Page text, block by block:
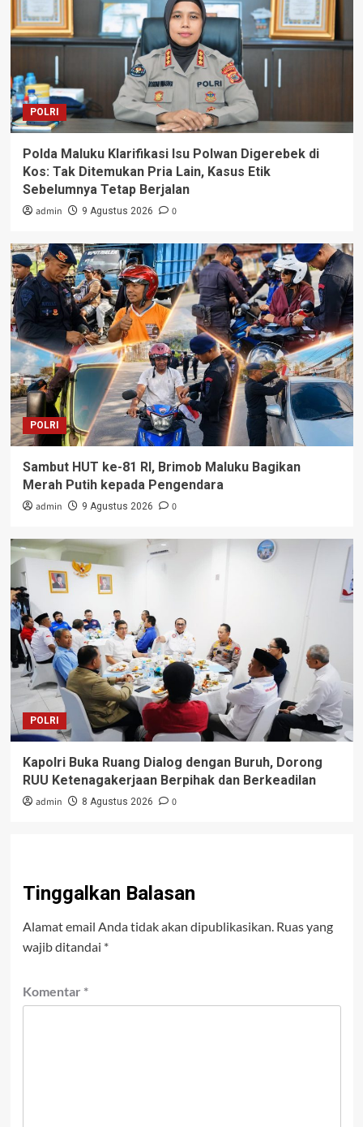
POLRI
Polda Maluku Klarifikasi Isu Polwan Digerebek di
Kos: Tak Ditemukan Pria Lain, Kasus Etik
Sebelumnya Tetap Berjalan
admin 9 Agustus 2026 0
POLRI
Sambut HUT ke-81 RI, Brimob Maluku Bagikan
Merah Putih kepada Pengendara
admin 9 Agustus 2026 0
POLRI
Kapolri Buka Ruang Dialog dengan Buruh, Dorong
RUU Ketenagakerjaan Berpihak dan Berkeadilan
admin 8 Agustus 2026 0
Tinggalkan Balasan
Alamat email Anda tidak akan dipublikasikan. Ruas yang
wajib ditandai *
Komentar *